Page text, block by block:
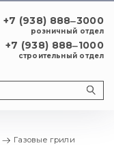
+7 (938) 888‒3000
розничный отдел
+7 (938) 888‒1000
строительный отдел
Газовые грили